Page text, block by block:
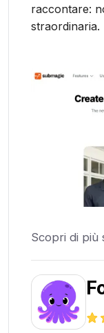
raccontare:
straordinaria.
Scopri di più